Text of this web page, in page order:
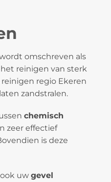
omschreven als
reinigen van sterk
regio Ekeren
zandstralen.
chemisch
zeer effectief
is deze
uw gevel